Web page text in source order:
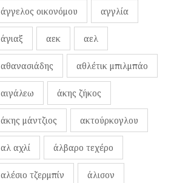
άγγελος οικονόμου αγγλία
άγιαξ αεκ αελ
αθανασιάδης αθλέτικ μπιλμπάο
αιγάλεω άκης ζήκος
άκης μάντζιος ακτούρκογλου
αλ αχλί άλβαρο τεχέρο
αλέσιο τζερμπίν άλισον